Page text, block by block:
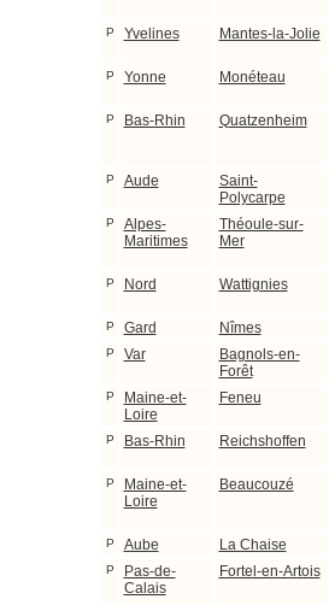
P Yvelines Mantes-la-Jolie
P Yonne Monéteau
P Bas-Rhin Quatzenheim
P Aude
Saint-
Polycarpe
P
Alpes-
Maritimes
Théoule-sur-
Mer
P Nord Wattignies
P Gard Nîmes
P Var
Bagnols-en-
Forêt
P
Maine-et-
Loire
Feneu
P Bas-Rhin Reichshoffen
P
Maine-et-
Loire
Beaucouzé
P Aube La Chaise
P
Pas-de-
Calais
Fortel-en-Artois